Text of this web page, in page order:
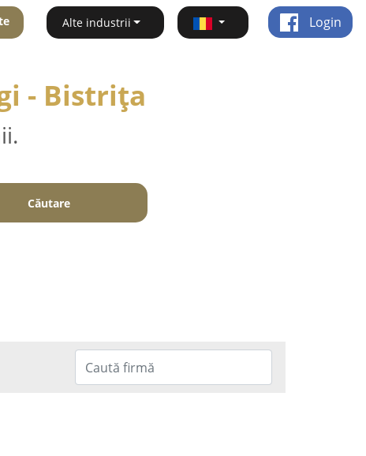
Alte industrii Login
- Bistriţa
Căutare